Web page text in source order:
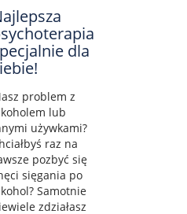
dla
problem z
lub
używkami?
raz na
pozbyć się
sięgania po
Samotnie
zdziałasz